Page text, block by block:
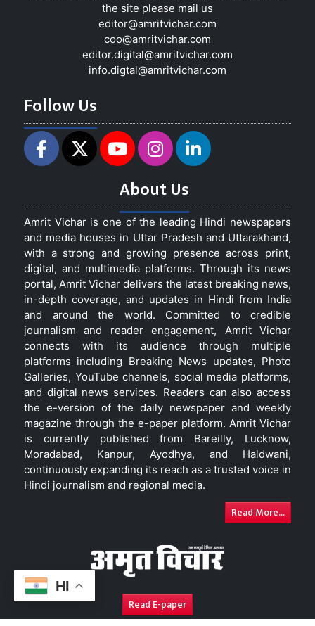
HI
the site please mail us
editor@amritvichar.com
coo@amritvichar.com
editor.digital@amritvichar.com
info.digtal@amritvichar.com
Follow Us
About Us
Amrit Vichar is one of the leading Hindi newspapers
and media houses in Uttar Pradesh and Uttarakhand,
with a strong and growing presence across print,
digital, and multimedia platforms. Through its news
portal, Amrit Vichar delivers the latest breaking news,
in-depth coverage, and updates in Hindi from India
and around the world. Committed to credible
journalism and reader engagement, Amrit Vichar
connects with its audience through multiple
platforms including Breaking News updates, Photo
Galleries, YouTube channels, social media platforms,
and digital news services. Readers can also access
the e-version of the daily newspaper and weekly
magazine through the e-paper platform. Amrit Vichar
is currently published from Bareilly, Lucknow,
Moradabad, Kanpur, Ayodhya, and Haldwani,
continuously expanding its reach as a trusted voice in
Hindi journalism and regional media.
Read More...
Read E-paper